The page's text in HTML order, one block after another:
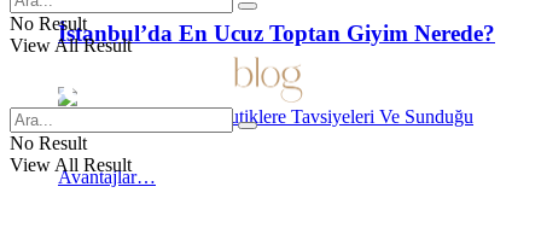
İstanbul’da En Ucuz Toptan Giyim Nerede?
No Result
View All Result
No Result
View All Result